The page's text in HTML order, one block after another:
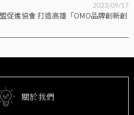
2023/09/17
促進協會 打造高雄「OMO品牌創新創
關於我們